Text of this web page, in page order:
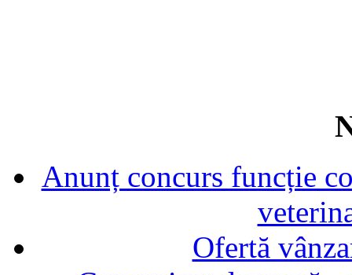
Anunț concurs funcție
Ofertă